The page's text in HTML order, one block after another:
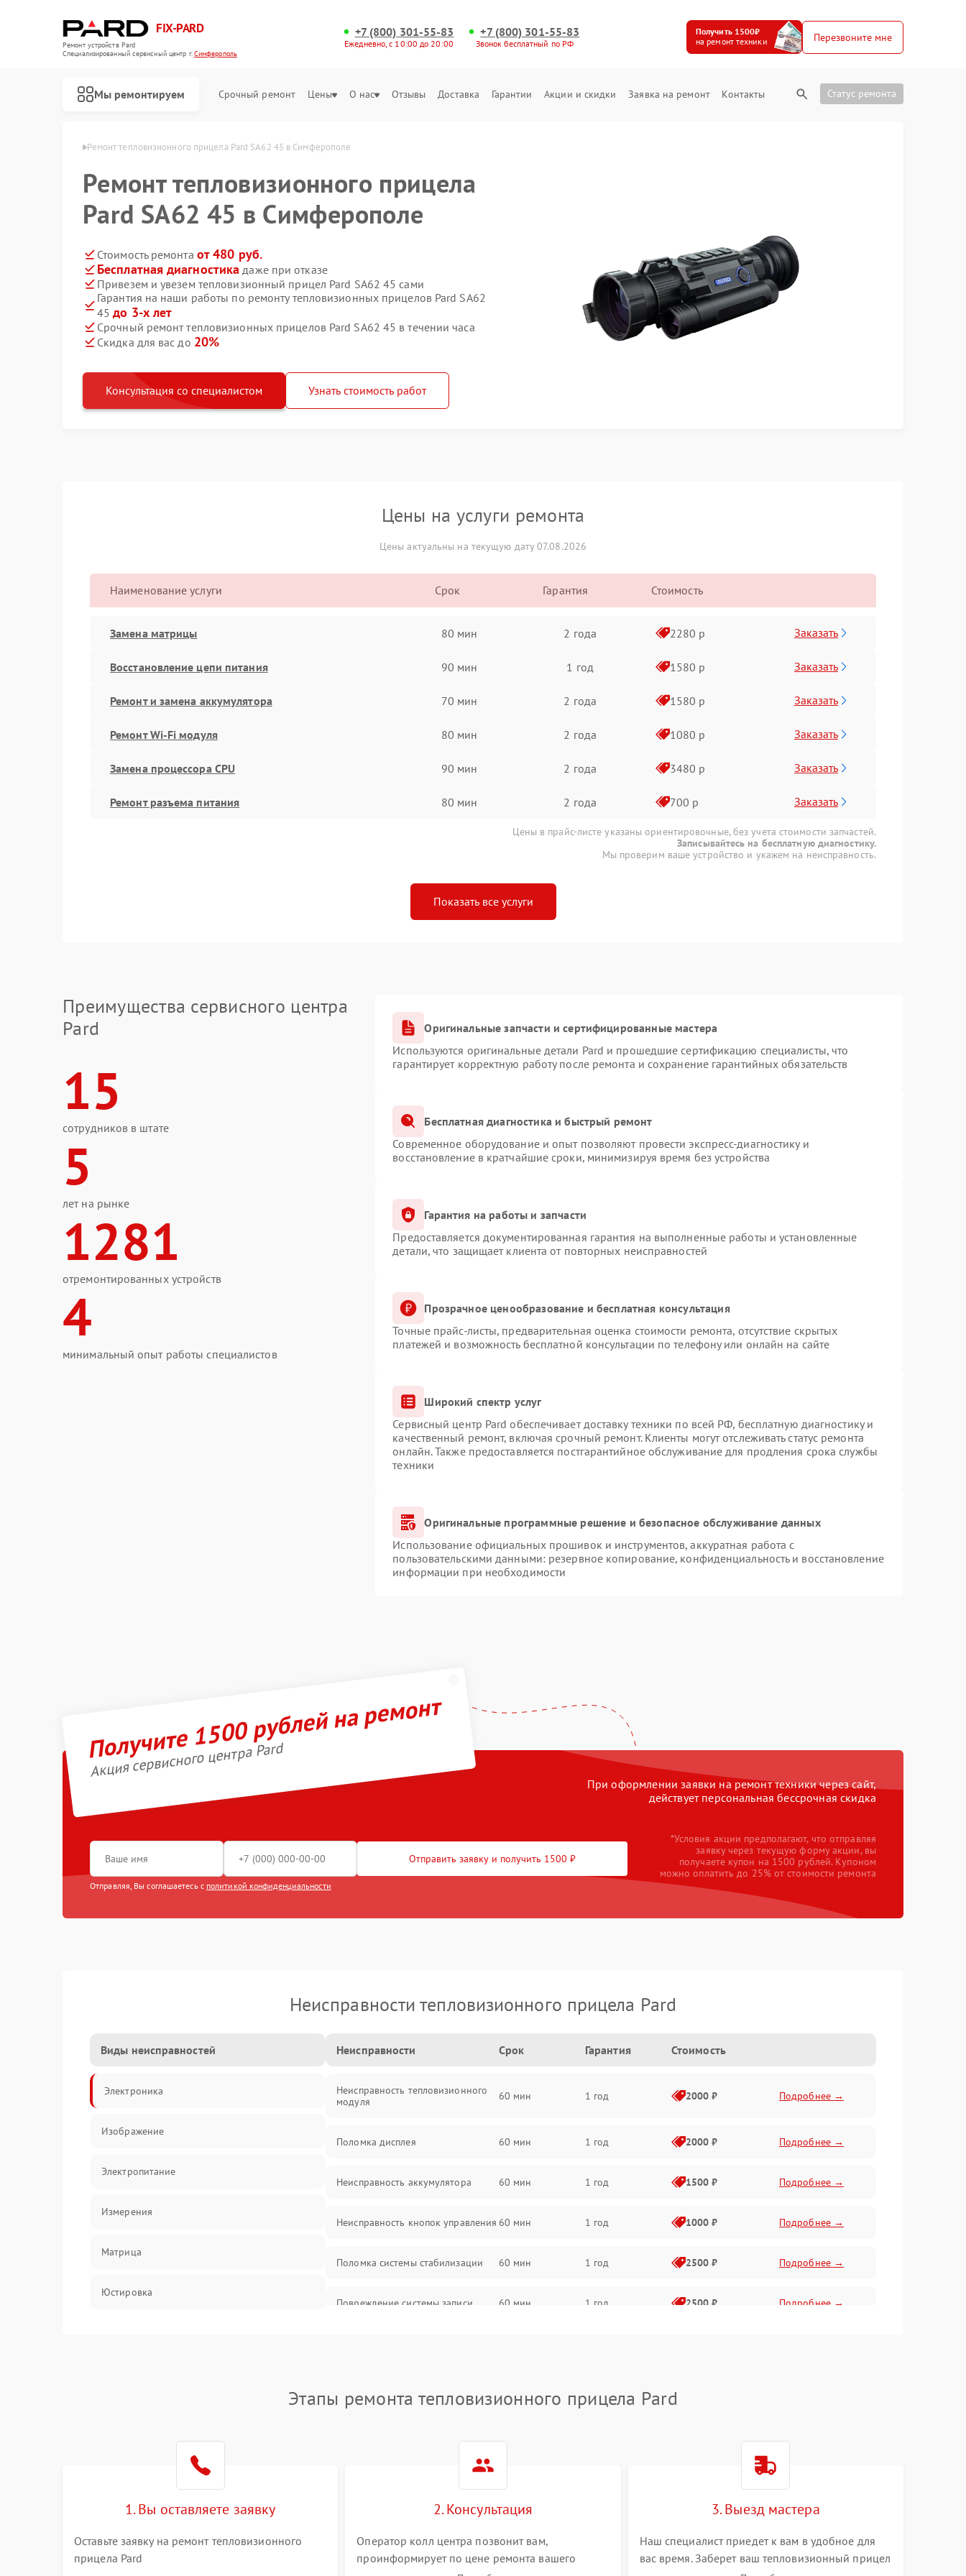
FIX-PARD
Ремонт устройств Pard
Специализированный cервисный центр г.Симферополь
+7 (800) 301-55-83
Ежедневно, с 10:00 до 20:00
+7 (800) 301-55-83
Звонок бесплатный по РФ
Получить 1500₽
на ремонт техники
Перезвоните мне
Мы ремонтируем Срочный ремонт Цены О нас Отзывы Доставка Гарантии Акции и скидки Заявка на ремонт Контакты Статус ремонта
Ремонт тепловизионного прицела Pard SA62 45 в Симферополе
Ремонт тепловизионного прицела
Pard SA62 45 в Симферополе
Стоимость ремонта от 480 руб.
Бесплатная диагностика даже при отказе
Привезем и увезем тепловизионный прицел Pard SA62 45 сами
Гарантия на наши работы по ремонту тепловизионных прицелов Pard SA62
45до 3-х лет
Срочный ремонт тепловизионных прицелов Pard SA62 45 в течении часа
Скидка для вас до 20%
Консультация со специалистом Узнать стоимость работ
Цены на услуги ремонта
Цены актуальны на текущую дату 07.08.2026
Наименование услуги Срок Гарантия Стоимость
Замена матрицы 80 мин 2 года 2280 р Заказать
Восстановление цепи питания 90 мин 1 год 1580 р Заказать
Ремонт и замена аккумулятора 70 мин 2 года 1580 р Заказать
Ремонт Wi-Fi модуля 80 мин 2 года 1080 р Заказать
Замена процессора CPU 90 мин 2 года 3480 р Заказать
Ремонт разъема питания 80 мин 2 года 700 р Заказать
Цены в прайс-листе указаны ориентировочные, без учета стоимости запчастей.
Записывайтесь на бесплатную диагностику.
Мы проверим ваше устройство и укажем на неисправность.
Показать все услуги
Преимущества сервисного центра
Pard
15
сотрудников в штате
5
лет на рынке
1281
отремонтированных устройств
4
минимальный опыт работы специалистов
Оригинальные запчасти и сертифицированные мастера
Используются оригинальные детали Pard и прошедшие сертификацию специалисты, что
гарантирует корректную работу после ремонта и сохранение гарантийных обязательств
Бесплатная диагностика и быстрый ремонт
Современное оборудование и опыт позволяют провести экспресс-диагностику и
восстановление в кратчайшие сроки, минимизируя время без устройства
Гарантия на работы и запчасти
Предоставляется документированная гарантия на выполненные работы и установленные
детали, что защищает клиента от повторных неисправностей
Прозрачное ценообразование и бесплатная консультация
Точные прайс-листы, предварительная оценка стоимости ремонта, отсутствие скрытых
платежей и возможность бесплатной консультации по телефону или онлайн на сайте
Широкий спектр услуг
Сервисный центр Pard обеспечивает доставку техники по всей РФ, бесплатную диагностику и
качественный ремонт, включая срочный ремонт. Клиенты могут отслеживать статус ремонта
онлайн. Также предоставляется постгарантийное обслуживание для продления срока службы
техники
Оригинальные программные решение и безопасное обслуживание данных
Использование официальных прошивок и инструментов, аккуратная работа с
пользовательскими данными: резервное копирование, конфиденциальность и восстановление
информации при необходимости
Получите 1500 рублей на ремонт
Акция сервисного центра Pard
При оформлении заявки на ремонт техники через сайт,
действует персональная бессрочная скидка
Отправить заявку и получить 1500 ₽
Отправляя, Вы соглашаетесь с политикой конфиденциальности
*Условия акции предполагают, что отправляя
заявку через текущую форму акции, вы
получаете купон на 1500 рублей. Купоном
можно оплатить до 25% от стоимости ремонта
Неисправности тепловизионного прицела Pard
Виды неисправностей
Электроника
Изображение
Электропитание
Измерения
Матрица
Юстировка
Неисправности Срок Гарантия Стоимость
Неисправность тепловизионного
модуля
60 мин 1 год 2000 ₽ Подробнее →
Поломка дисплея 60 мин 1 год 2000 ₽ Подробнее →
Неисправность аккумулятора 60 мин 1 год 1500 ₽ Подробнее →
Неисправность кнопок управления 60 мин 1 год 1000 ₽ Подробнее →
Поломка системы стабилизации 60 мин 1 год 2500 ₽ Подробнее →
Повреждение системы записи 60 мин 1 год 2500 ₽ Подробнее →
автоматического отключения
короткого замыкания
Этапы ремонта тепловизионного прицела Pard
1. Вы оставляете заявку
Оставьте заявку на ремонт тепловизионного
прицела Pard
2. Консультация
Оператор колл центра позвонит вам,
проинформирует по цене ремонта вашего
3. Выезд мастера
Наш специалист приедет к вам в удобное для
вас время. Заберет ваш тепловизионный прицел